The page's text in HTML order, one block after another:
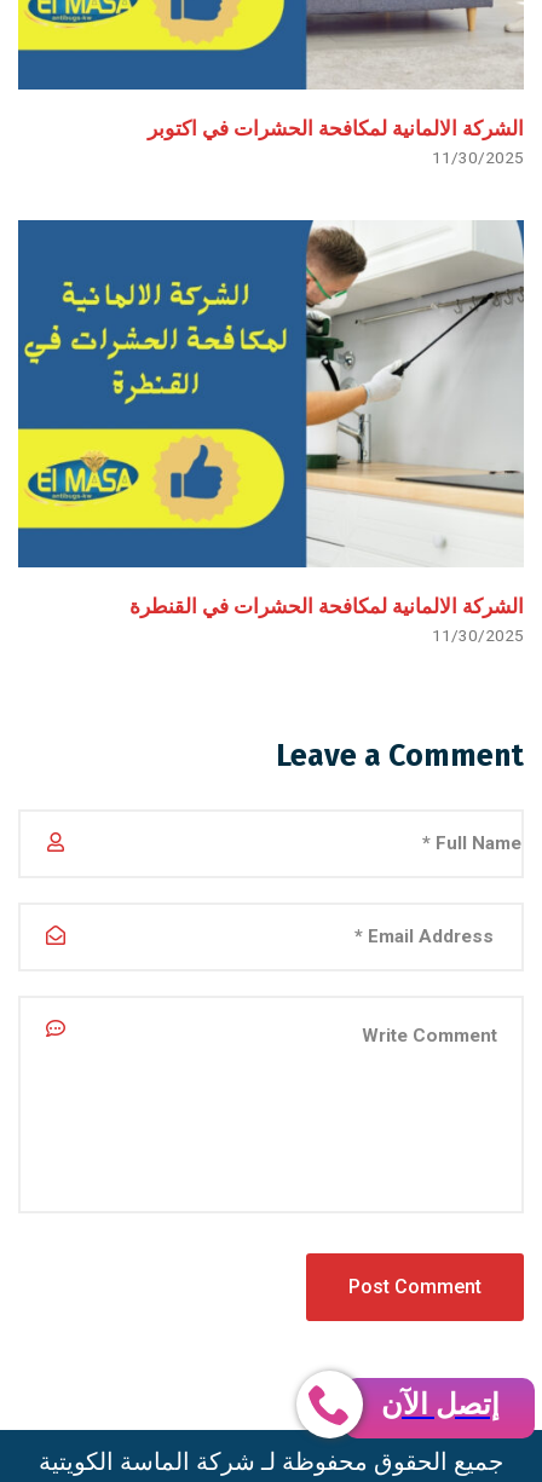
الشركة الالمانية لمكافحة الحشرات في اكتوبر
11/30/2025
الشركة الالمانية لمكافحة الحشرات في القنطرة
11/30/2025
Leave a Comment
جميع الحقوق محفوظة لـ شركة الماسة الكويتية
إتصل الآن